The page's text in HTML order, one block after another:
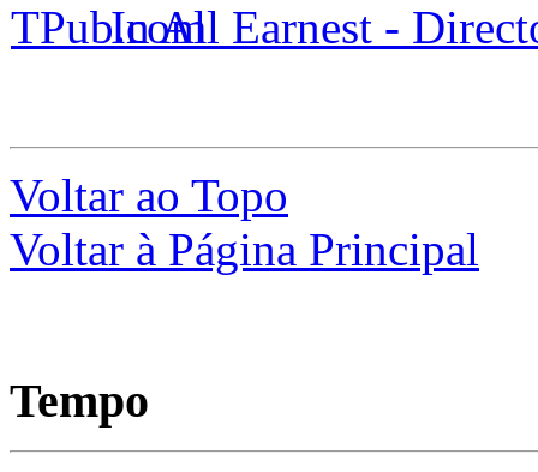
In All Earnest -
Voltar ao Topo
Voltar à Página Principal
Tempo